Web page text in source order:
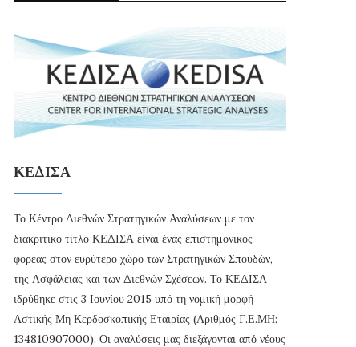
ΚΕΔΙΣΑ
Το Κέντρο Διεθνών Στρατηγικών Αναλύσεων με τον
διακριτικό τίτλο ΚΕΔΙΣΑ είναι ένας επιστημονικός
φορέας στον ευρύτερο χώρο των Στρατηγικών Σπουδών,
της Ασφάλειας και των Διεθνών Σχέσεων. Το ΚΕΔΙΣΑ
ιδρύθηκε στις 3 Ιουνίου 2015 υπό τη νομική μορφή
Αστικής Μη Κερδοσκοπικής Εταιρίας (Αριθμός Γ.Ε.ΜΗ:
134810907000). Οι αναλύσεις μας διεξάγονται από νέους